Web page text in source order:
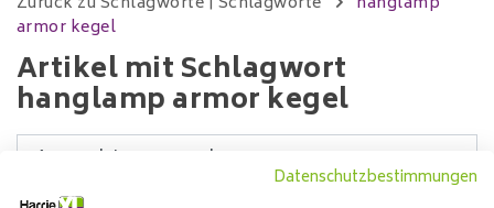
armor kegel
Artikel mit Schlagwort
hanglamp armor kegel
Datenschutzbestimmungen